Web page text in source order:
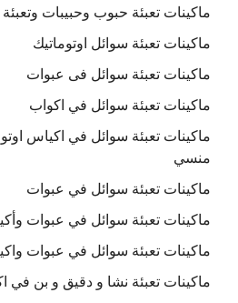
ماكينات تعبئة حبوب وحبيبات
ماكينات تعبئة سوائل اوتوماتيك
ماكينات تعبئة سوائل فى عبوات
ماكينات تعبئة سوائل في اكواب
منسي
ماكينات تعبئة سوائل في عبوات
ماكينات تعبئة سوائل في عبوات
ماكينات تعبئة سوائل في عبوات
ماكينات تعبئة نشا و دقيق و بن في